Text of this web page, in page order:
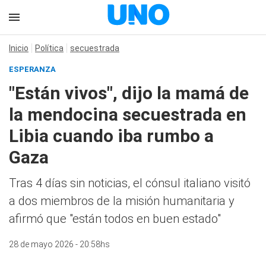
Inicio Política secuestrada
ESPERANZA
"Están vivos", dijo la mamá de
la mendocina secuestrada en
Libia cuando iba rumbo a
Gaza
Tras 4 días sin noticias, el cónsul italiano visitó
a dos miembros de la misión humanitaria y
afirmó que "están todos en buen estado"
28 de mayo 2026 - 20:58hs